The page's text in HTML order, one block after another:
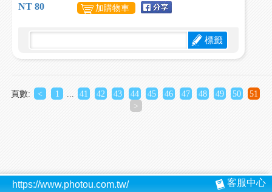
NT 80 加購物車
標籤
頁數: < 1 41 42 43 44 45 46 47 48 49 50
51
>
https://www.photou.com.tw/ 客服中心